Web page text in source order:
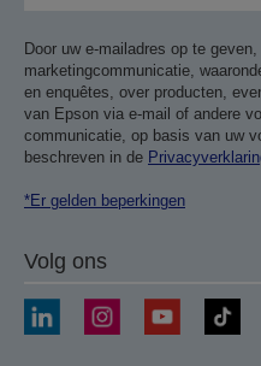
Door uw e-mailadres op te
marketingcommunicatie,
en enquêtes, over producten,
van Epson via e-mail of andere
communicatie, op basis van uw
beschreven in de
*Er gelden beperkingen
Volg ons